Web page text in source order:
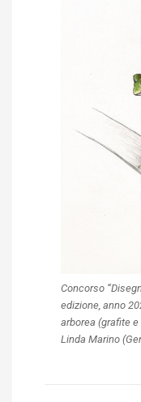
Concorso
edizione, anno
arborea (grafite
Linda Marino